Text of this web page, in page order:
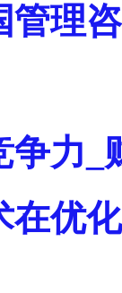
管理
争力_
在优